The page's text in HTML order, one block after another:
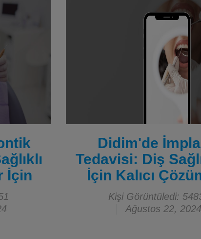
İçin
Didim'de
Tedavisi: Diş
İçin Kalıcı
Kişi Görüntüledi:
Ağustos 22, 2024